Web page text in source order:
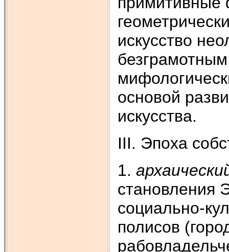
искусство
основой
искусства.
III. Эпоха
1.
становления
социально-
полисов